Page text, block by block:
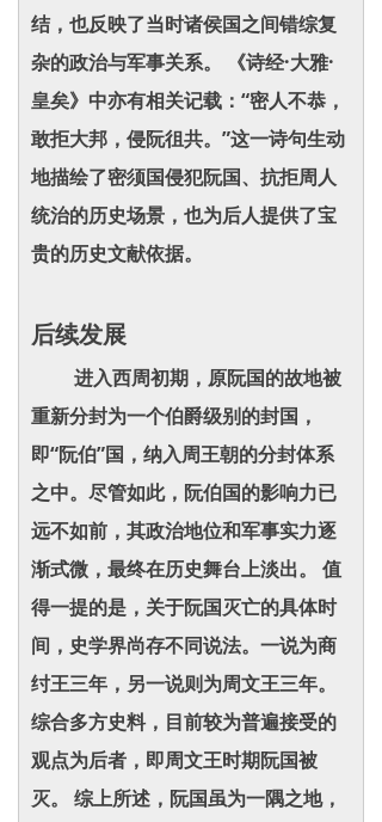
结，也反映了当时诸侯国之间错综复
杂的政治与军事关系。 《诗经·大雅·
皇矣》中亦有相关记载：“密人不恭，
敢拒大邦，侵阮徂共。”这一诗句生动
地描绘了密须国侵犯阮国、抗拒周人
统治的历史场景，也为后人提供了宝
贵的历史文献依据。
后续发展
进入西周初期，原阮国的故地被
重新分封为一个伯爵级别的封国，
即“阮伯”国，纳入周王朝的分封体系
之中。尽管如此，阮伯国的影响力已
远不如前，其政治地位和军事实力逐
渐式微，最终在历史舞台上淡出。 值
得一提的是，关于阮国灭亡的具体时
间，史学界尚存不同说法。一说为商
纣王三年，另一说则为周文王三年。
综合多方史料，目前较为普遍接受的
观点为后者，即周文王时期阮国被
灭。 综上所述，阮国虽为一隅之地，